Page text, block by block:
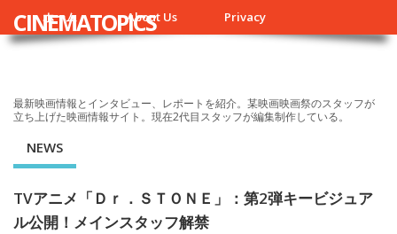
ホーム About Us Privacy
CINEMATOPICS
最新映画情報とインタビュー、レポートを紹介。某映画映画祭のスタッフが
立ち上げた映画情報サイト。現在2代目スタッフが編集制作している。
NEWS
TVアニメ「Ｄｒ．ＳＴＯＮＥ」：第2弾キービジュア
ル公開！メインスタッフ解禁